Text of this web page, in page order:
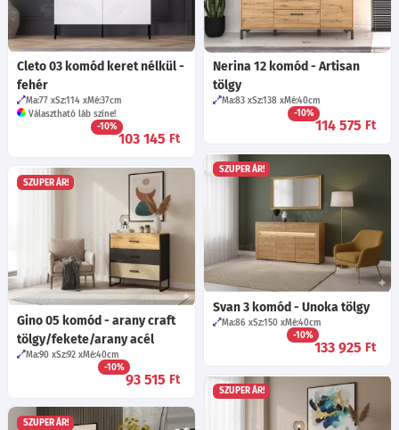
Cleto 03 komód keret nélkül -
fehér
Ma:77 Sz:114 Mé:37cm
Választható láb színe!
-10%
103 145 Ft
Nerina 12 komód - Artisan
tölgy
Ma:83 Sz:138 Mé:40cm
-10%
114 575 Ft
SZUPER ÁR!
Svan 3 komód - Unoka tölgy
Ma:86 Sz:150 Mé:40cm
-10%
133 925 Ft
SZUPER ÁR!
Gino 05 komód - arany craft
tölgy/fekete/arany acél
Ma:90 Sz:92 Mé:40cm
-10%
93 515 Ft
SZUPER ÁR!
SZUPER ÁR!